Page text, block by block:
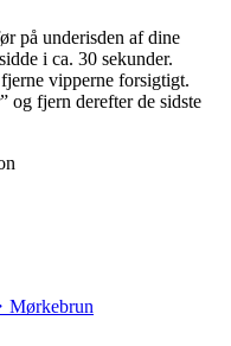
på underisden af dine
i ca. 30 sekunder.
vipperne forsigtigt.
og fjern derefter de sidste